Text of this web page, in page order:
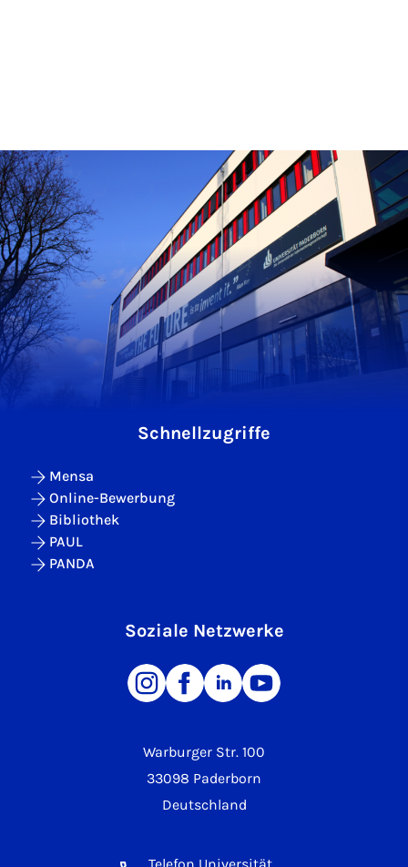
Warburger Str. 100
33098 Paderborn
Deutschland
Schnellzugriffe
Mensa
Online-Bewerbung
Bibliothek
PAUL
PANDA
Soziale Netzwerke